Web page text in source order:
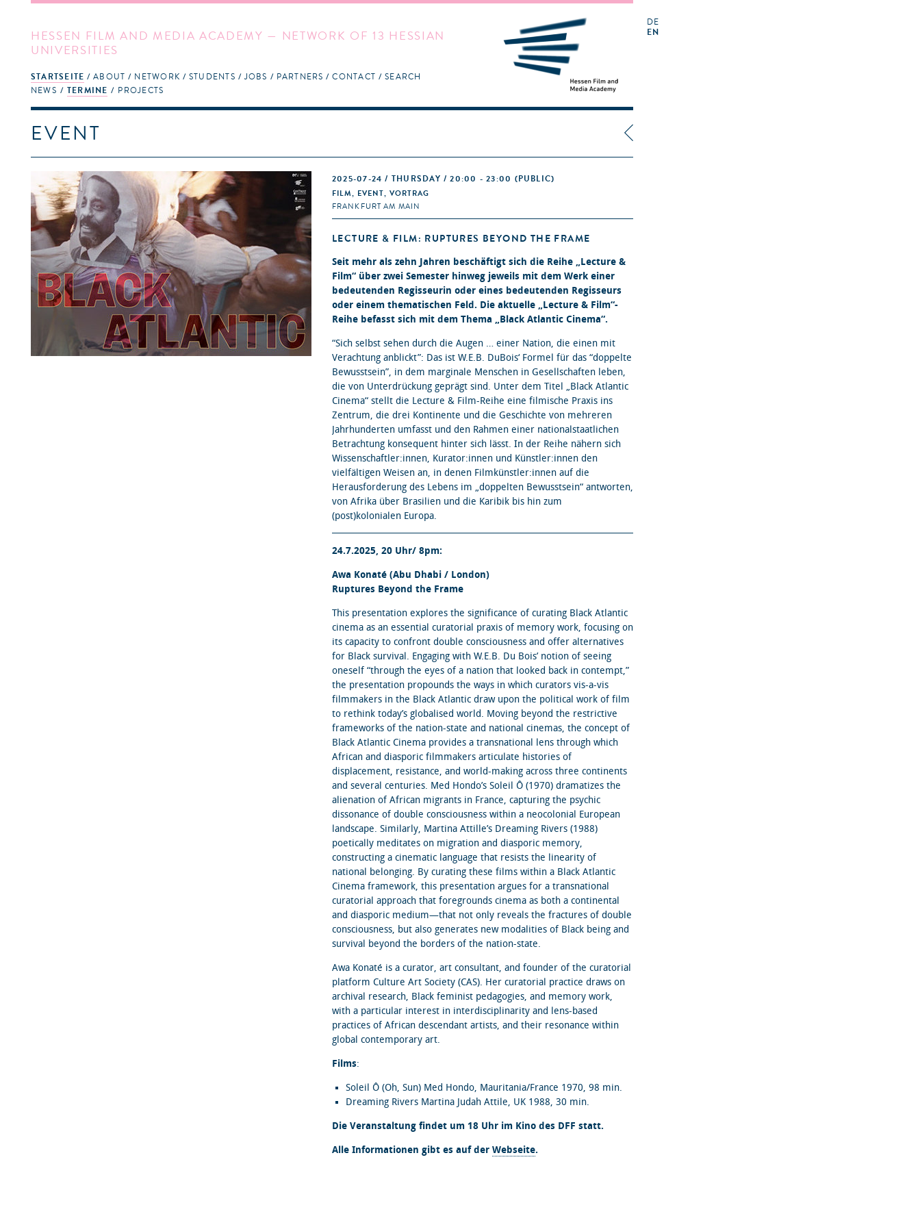
HESSEN FILM AND MEDIA ACADEMY — NETWORK OF 13 HESSIAN
UNIVERSITIES
STARTSEITE
NEWS
TERMINE PROJECTS
ABOUT NETWORK STUDENTS JOBS PARTNERS CONTACT SEARCH
DE
EN
EVENT
2025-07-24 / THURSDAY / 20:00 - 23:00 (PUBLIC)
FILM, EVENT, VORTRAG
FRANKFURT AM MAIN
LECTURE & FILM: RUPTURES BEYOND THE FRAME
Seit mehr als zehn Jahren beschäftigt sich die Reihe „Lecture &
Film“ über zwei Semester hinweg jeweils mit dem Werk einer
bedeutenden Regisseurin oder eines bedeutenden Regisseurs
oder einem thematischen Feld. Die aktuelle „Lecture & Film“-
Reihe befasst sich mit dem Thema „Black Atlantic Cinema“.
“Sich selbst sehen durch die Augen … einer Nation, die einen mit
Verachtung anblickt”: Das ist W.E.B. DuBois‘ Formel für das “doppelte
Bewusstsein”, in dem marginale Menschen in Gesellschaften leben,
die von Unterdrückung geprägt sind. Unter dem Titel „Black Atlantic
Cinema“ stellt die Lecture & Film-Reihe eine filmische Praxis ins
Zentrum, die drei Kontinente und die Geschichte von mehreren
Jahrhunderten umfasst und den Rahmen einer nationalstaatlichen
Betrachtung konsequent hinter sich lässt. In der Reihe nähern sich
Wissenschaftler:innen, Kurator:innen und Künstler:innen den
vielfältigen Weisen an, in denen Filmkünstler:innen auf die
Herausforderung des Lebens im „doppelten Bewusstsein“ antworten,
von Afrika über Brasilien und die Karibik bis hin zum
(post)kolonialen Europa.
24.7.2025, 20 Uhr/ 8pm:
Awa Konaté (Abu Dhabi / London)
Ruptures Beyond the Frame
This presentation explores the significance of curating Black Atlantic
cinema as an essential curatorial praxis of memory work, focusing on
its capacity to confront double consciousness and offer alternatives
for Black survival. Engaging with W.E.B. Du Bois’ notion of seeing
oneself “through the eyes of a nation that looked back in contempt,”
the presentation propounds the ways in which curators vis-a-vis
filmmakers in the Black Atlantic draw upon the political work of film
to rethink today’s globalised world. Moving beyond the restrictive
frameworks of the nation-state and national cinemas, the concept of
Black Atlantic Cinema provides a transnational lens through which
African and diasporic filmmakers articulate histories of
displacement, resistance, and world-making across three continents
and several centuries. Med Hondo’s Soleil Ô (1970) dramatizes the
alienation of African migrants in France, capturing the psychic
dissonance of double consciousness within a neocolonial European
landscape. Similarly, Martina Attille’s Dreaming Rivers (1988)
poetically meditates on migration and diasporic memory,
constructing a cinematic language that resists the linearity of
national belonging. By curating these films within a Black Atlantic
Cinema framework, this presentation argues for a transnational
curatorial approach that foregrounds cinema as both a continental
and diasporic medium—that not only reveals the fractures of double
consciousness, but also generates new modalities of Black being and
survival beyond the borders of the nation-state.
Awa Konaté is a curator, art consultant, and founder of the curatorial
platform Culture Art Society (CAS). Her curatorial practice draws on
archival research, Black feminist pedagogies, and memory work,
with a particular interest in interdisciplinarity and lens-based
practices of African descendant artists, and their resonance within
global contemporary art.
Films:
Soleil Ô (Oh, Sun) Med Hondo, Mauritania/France 1970, 98 min.
Dreaming Rivers Martina Judah Attile, UK 1988, 30 min.
Die Veranstaltung findet um 18 Uhr im Kino des DFF statt.
Alle Informationen gibt es auf der Webseite.